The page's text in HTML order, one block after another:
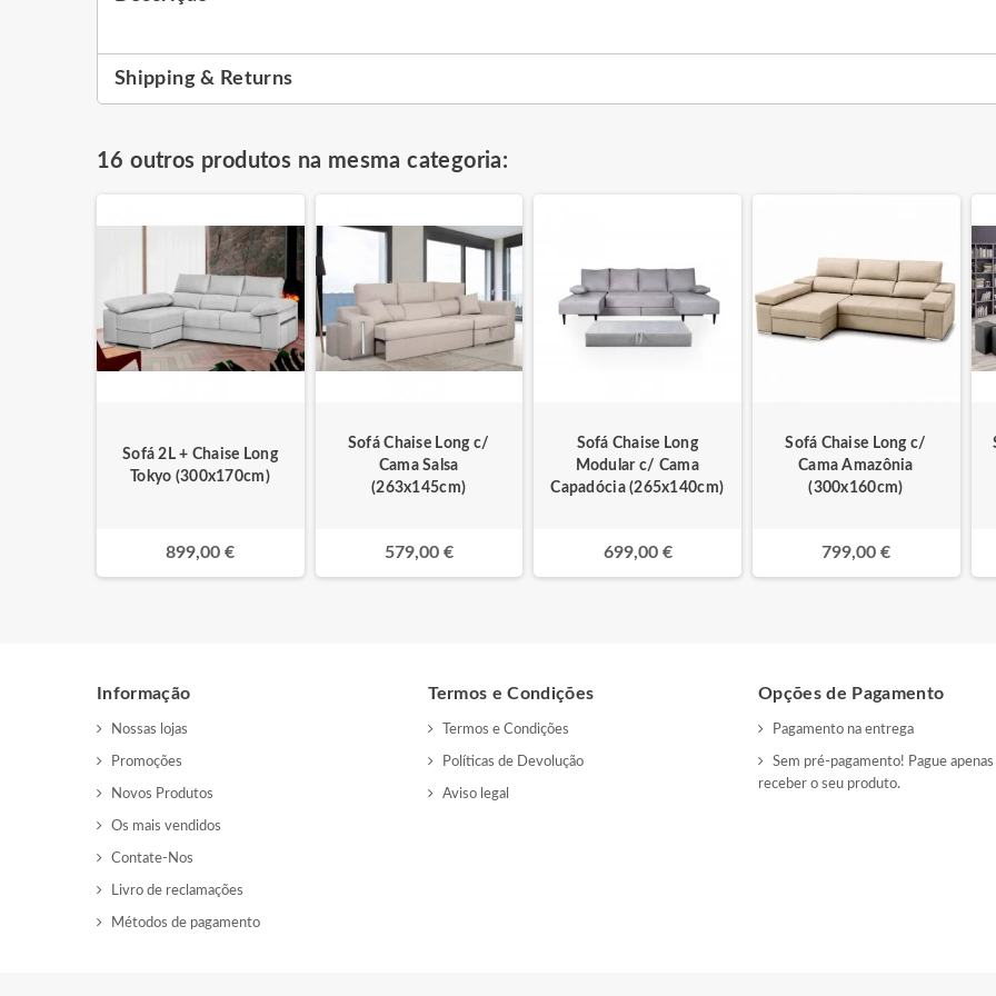
Shipping & Returns
16 outros produtos na mesma categoria:
Sofá 2L + Chaise Long
Tokyo (300x170cm)
899,00 €
Sofá Chaise Long c/
Cama Salsa
(263x145cm)
579,00 €
Sofá Chaise Long
Modular c/ Cama
Capadócia (265x140cm)
699,00 €
Sofá Chaise Long c/
Cama Amazônia
(300x160cm)
799,00 €
Informação
Nossas lojas
Promoções
Novos Produtos
Os mais vendidos
Contate-Nos
Livro de reclamações
Métodos de pagamento
Termos e Condições
Termos e Condições
Políticas de Devolução
Aviso legal
Opções de Pagamento
Pagamento na entrega
Sem pré-pagamento! Pague
receber o seu produto.